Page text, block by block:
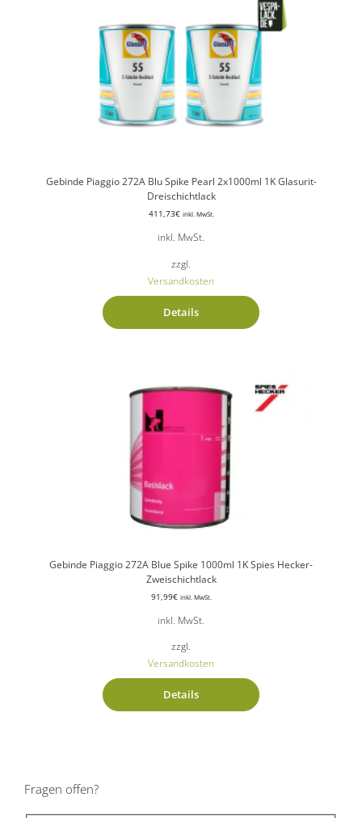
Gebinde Piaggio 272A Blu Spike Pearl 2x1000ml 1K Glasurit-
Dreischichtlack
411,73€ inkl. MwSt.
inkl. MwSt.
zzgl.
Versandkosten
Details
Gebinde Piaggio 272A Blue Spike 1000ml 1K Spies Hecker-
Zweischichtlack
91,99€ inkl. MwSt.
inkl. MwSt.
zzgl.
Versandkosten
Details
Fragen offen?